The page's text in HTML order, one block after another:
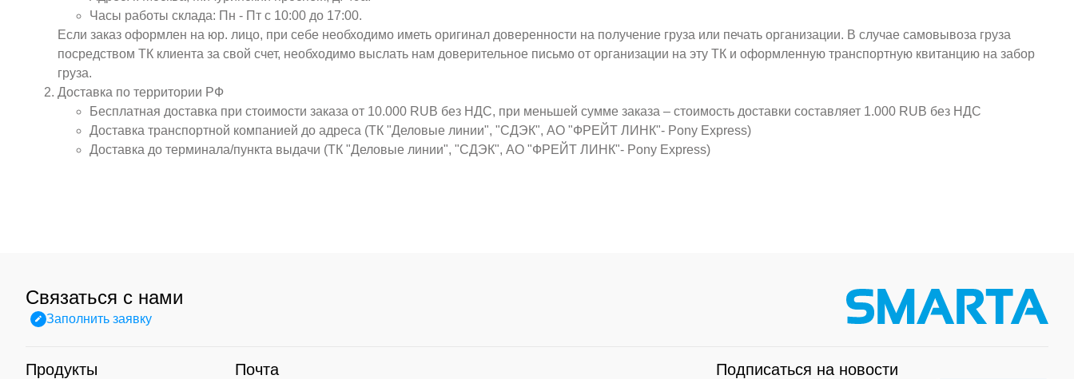
Часы работы склада: Пн - Пт с 10:00 до 17:00.
Если заказ оформлен на юр. лицо, при себе необходимо иметь оригинал доверенности на получение груза или печать организации. В случае самовывоза груза
посредством ТК клиента за свой счет, необходимо выслать нам доверительное письмо от организации на эту ТК и оформленную транспортную квитанцию на забор
груза.
Доставка по территории РФ
Бесплатная доставка при стоимости заказа от 10.000 RUB без НДС, при меньшей сумме заказа – стоимость доставки составляет 1.000 RUB без НДС
Доставка транспортной компанией до адреса (ТК "Деловые линии", "СДЭК", АО "ФРЕЙТ ЛИНК"- Pony Express)
Доставка до терминала/пункта выдачи (ТК "Деловые линии", "СДЭК", АО "ФРЕЙТ ЛИНК"- Pony Express)
Связаться с нами
Заполнить заявку
Продукты Почта Подписаться на новости